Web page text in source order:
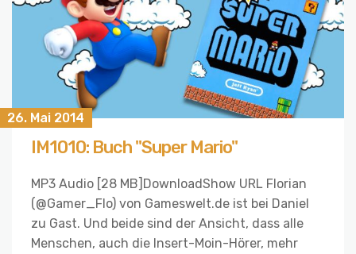
26. Mai 2014
IM1010: Buch "Super Mario"
MP3 Audio [28 MB]DownloadShow URL Florian
(@Gamer_Flo) von Gameswelt.de ist bei Daniel
zu Gast. Und beide sind der Ansicht, dass alle
Menschen, auch die Insert-Moin-Hörer, mehr